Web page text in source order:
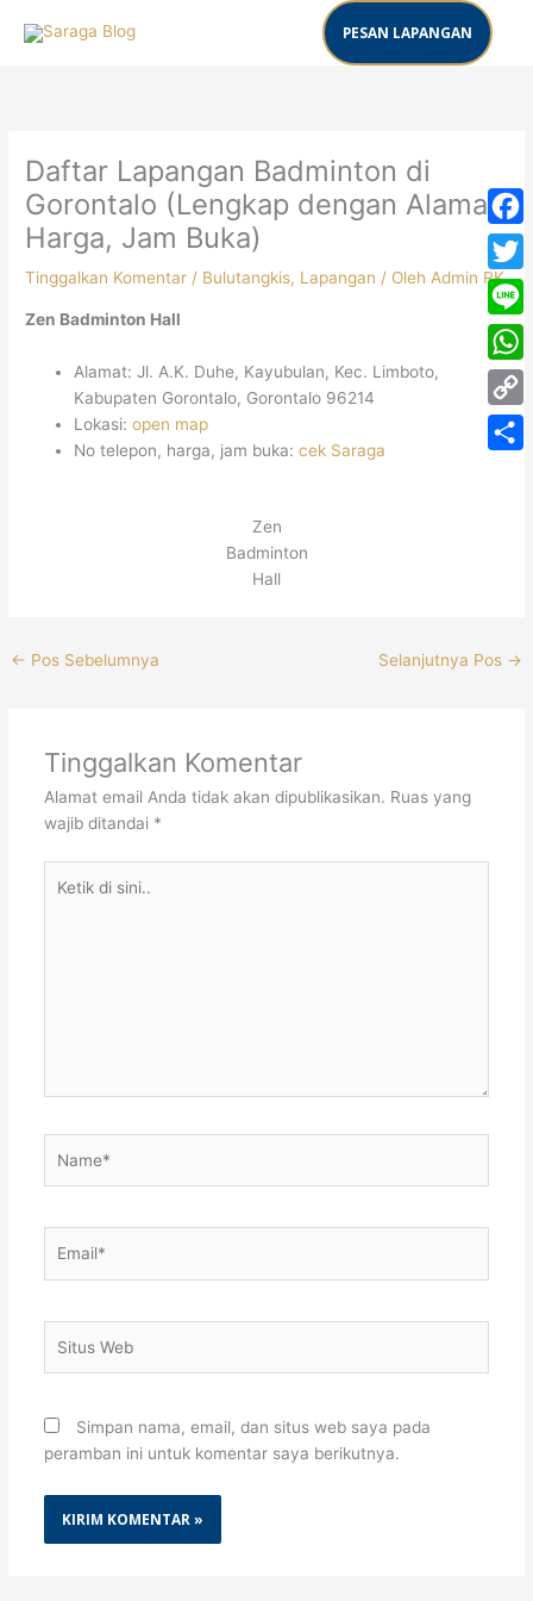
PESAN LAPANGAN
Daftar Lapangan Badminton di
Gorontalo (Lengkap dengan Alamat,
Harga, Jam Buka)
Tinggalkan Komentar / Bulutangkis, Lapangan / OlehAdmin RK
Zen Badminton Hall
Alamat: Jl. A.K. Duhe, Kayubulan, Kec. Limboto,
Kabupaten Gorontalo, Gorontalo 96214
Lokasi:open map
No telepon, harga, jam buka:cek Saraga
Zen
Badminton
Hall
← Pos Sebelumnya Selanjutnya Pos →
Tinggalkan Komentar
Alamat email Anda tidak akan dipublikasikan. Ruas yang
wajib ditandai *
Web
Simpan nama, email, dan situs web saya pada
peramban ini untuk komentar saya berikutnya.
Line
Copy